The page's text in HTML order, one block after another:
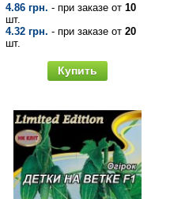
4.86 грн. - при заказе от 10
шт.
4.32 грн. - при заказе от 20
шт.
Купить
ям и